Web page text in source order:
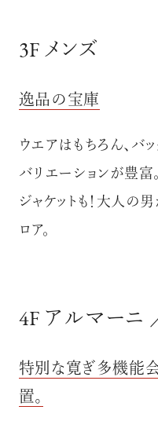
3F メンズ
逸品の宝庫
ウエアはもちろん、バ
バリエーションが豊富
ジャケットも！大人の
ロア。
4F アルマーニ
特別な寛ぎ多機能
置。